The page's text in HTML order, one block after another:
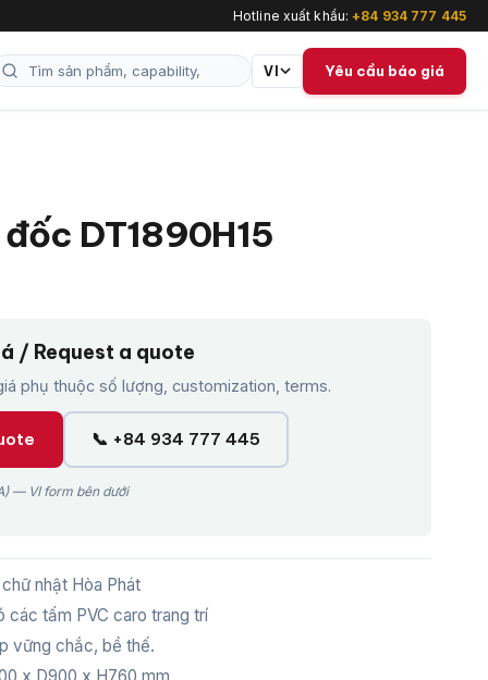
Hotline xuất khẩu:+84 934 777 445
VI Yêu cầu báo giá
DT1890H15
/ Request a quote
phụ thuộc số lượng, customization, terms.
📞 +84 934 777 445
— VI form bên dưới
nhật Hòa Phát
các tấm PVC caro trang trí
vững chắc, bề thế.